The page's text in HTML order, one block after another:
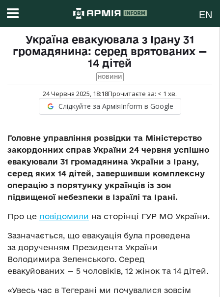
EN
Україна евакуювала з Ірану 31
громадянина: серед врятованих —
14 дітей
НОВИНИ
24 Червня 2025, 18:18Прочитаєте за: < 1 хв.
Слідкуйте за АрміяInform в Google
Головне управління розвідки та Міністерство
закордонних справ України 24 червня успішно
евакуювали 31 громадянина України з Ірану,
серед яких 14 дітей, завершивши комплексну
операцію з порятунку українців із зон
підвищеної небезпеки в Ізраїлі та Ірані.
Про це повідомили на сторінці ГУР МО України.
Зазначається, що евакуація була проведена
за дорученням Президента України
Володимира Зеленського. Серед
евакуйованих — 5 чоловіків, 12 жінок та 14 дітей.
«Увесь час в Тегерані ми почувалися зовсім